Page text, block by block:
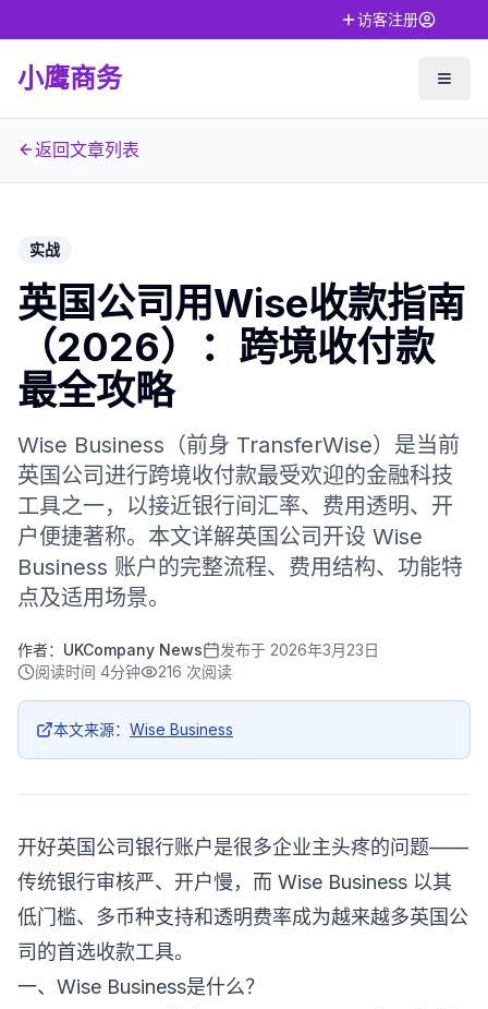
访客注册
小鹰商务
返回文章列表
实战
英国公司用Wise收款指南
（2026）：跨境收付款
最全攻略
Wise Business（前身 TransferWise）是当前
英国公司进行跨境收付款最受欢迎的金融科技
工具之一，以接近银行间汇率、费用透明、开
户便捷著称。本文详解英国公司开设 Wise
Business 账户的完整流程、费用结构、功能特
点及适用场景。
作者： UKCompany News 发布于 2026年3月23日
阅读时间 4分钟 216 次阅读
本文来源： Wise Business
开好英国公司银行账户是很多企业主头疼的问题——
传统银行审核严、开户慢，而 Wise Business 以其
低门槛、多币种支持和透明费率成为越来越多英国公
司的首选收款工具。
一、Wise Business是什么？